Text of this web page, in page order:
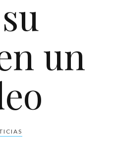
un